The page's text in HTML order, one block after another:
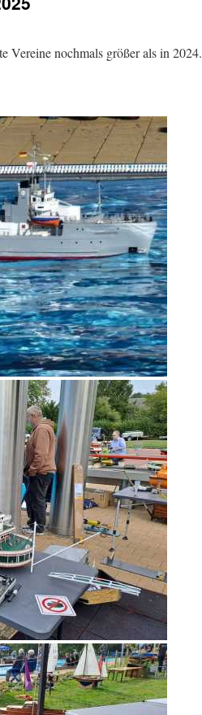
Vereine nochmals größer als in 2024.